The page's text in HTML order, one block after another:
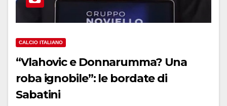
CALCIO ITALIANO
“Vlahovic e Donnarumma? Una
roba ignobile”: le bordate di
Sabatini